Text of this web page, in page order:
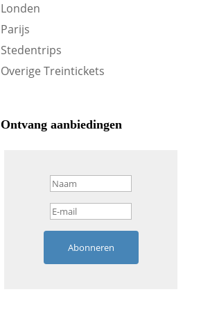
Londen
Parijs
Stedentrips
Overige Treintickets
Ontvang aanbiedingen
Abonneren